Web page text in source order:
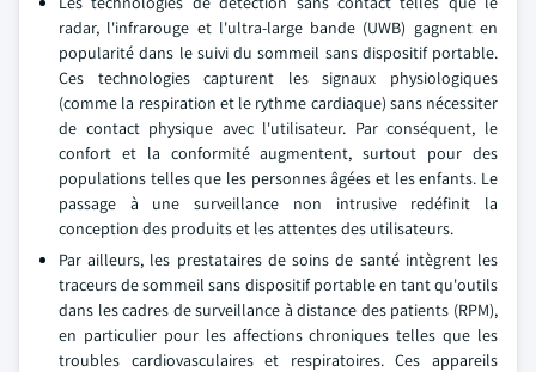
radar, l'infrarouge et l'ultra-large bande (UWB) gagnent en
popularité dans le suivi du sommeil sans dispositif portable.
Ces technologies capturent les signaux physiologiques
(comme la respiration et le rythme cardiaque) sans nécessiter
de contact physique avec l'utilisateur. Par conséquent, le
confort et la conformité augmentent, surtout pour des
populations telles que les personnes âgées et les enfants. Le
passage à une surveillance non intrusive redéfinit la
conception des produits et les attentes des utilisateurs.
Par ailleurs, les prestataires de soins de santé intègrent les
traceurs de sommeil sans dispositif portable en tant qu'outils
dans les cadres de surveillance à distance des patients (RPM),
en particulier pour les affections chroniques telles que les
troubles cardiovasculaires et respiratoires. Ces appareils